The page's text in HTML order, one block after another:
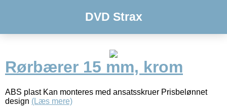
DVD Strax
Rørbærer 15 mm, krom
ABS plast Kan monteres med ansatsskruer Prisbelønnet
design (Læs mere)